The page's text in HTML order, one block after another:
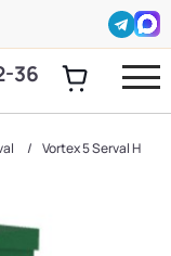
36
Vortex 5 Serval H